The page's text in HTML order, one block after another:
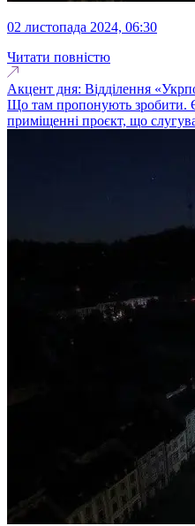
02 листопада 2024, 06:30
Читати повністю
Акцент дня: Відділення
Що там пропонують зробити.
приміщенні проєкт, що